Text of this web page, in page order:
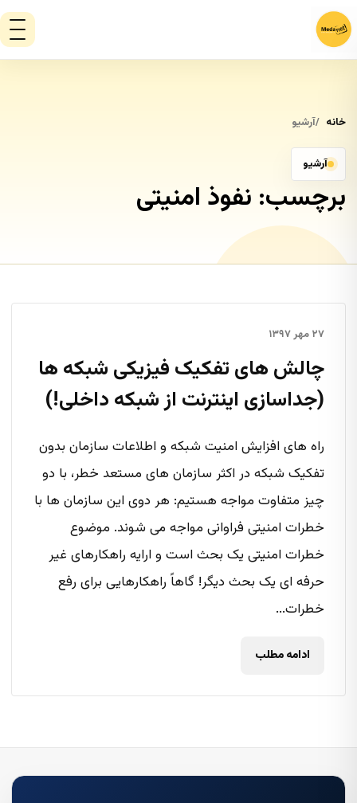
خانه آرشیو
آرشیو
برچسب: نفوذ امنیتی
۲۷ مهر ۱۳۹۷
چالش های تفکیک فیزیکی شبکه ها
(جداسازی اینترنت از شبکه داخلی!)
راه های افزایش امنیت شبکه و اطلاعات سازمان بدون
تفکیک شبکه در اکثر سازمان های مستعد خطر، با دو
چیز متفاوت مواجه هستیم: هر دوی این سازمان ها با
خطرات امنیتی فراوانی مواجه می شوند. موضوع
خطرات امنیتی یک بحث است و ارایه راهکارهای غیر
حرفه ای یک بحث دیگر! گاهاً راهکارهایی برای رفع
خطرات...
ادامه مطلب